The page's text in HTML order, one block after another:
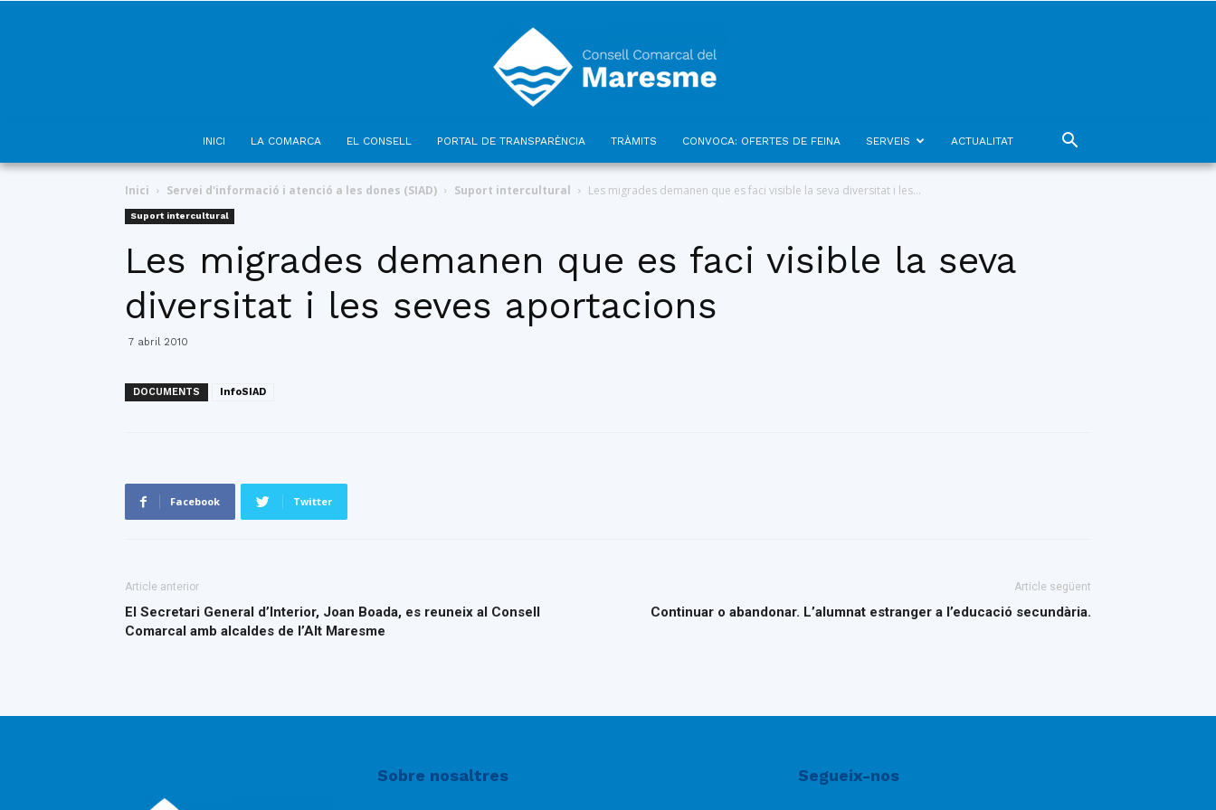
Comarcal
INICI LA COMARCA EL CONSELL PORTAL DE TRANSPARÈNCIA TRÀMITS CONVOCA: OFERTES DE FEINA SERVEIS ACTUALITAT
Inici Servei d'informació i atenció a les dones (SIAD) Suport intercultural Les migrades demanen que es faci visible la seva diversitat i les...
Suport intercultural
Les migrades demanen que es faci visible la seva
diversitat i les seves aportacions
7 abril 2010
DOCUMENTS InfoSIAD
Facebook Twitter
Article anterior
El Secretari General d’Interior, Joan Boada, es reuneix al Consell
Comarcal amb alcaldes de l’Alt Maresme
Article següent
Continuar o abandonar. L’alumnat estranger a l’educació secundària.
Sobre nosaltres Segueix-nos